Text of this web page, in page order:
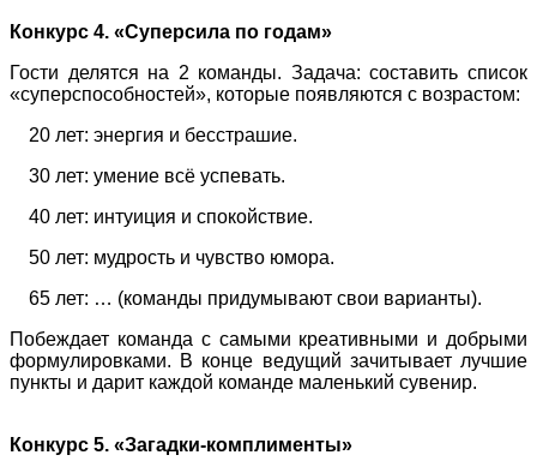
Конкурс 4. «Суперсила по годам»
Гости делятся на 2 команды. Задача: составить список
«суперспособностей», которые появляются с возрастом:
20 лет: энергия и бесстрашие.
30 лет: умение всё успевать.
40 лет: интуиция и спокойствие.
50 лет: мудрость и чувство юмора.
65 лет: … (команды придумывают свои варианты).
Побеждает команда с самыми креативными и добрыми
формулировками. В конце ведущий зачитывает лучшие
пункты и дарит каждой команде маленький сувенир.
Конкурс 5. «Загадки‑комплименты»